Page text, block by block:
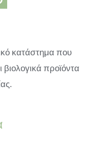
κατάστημα που
βιολογικά προϊόντα